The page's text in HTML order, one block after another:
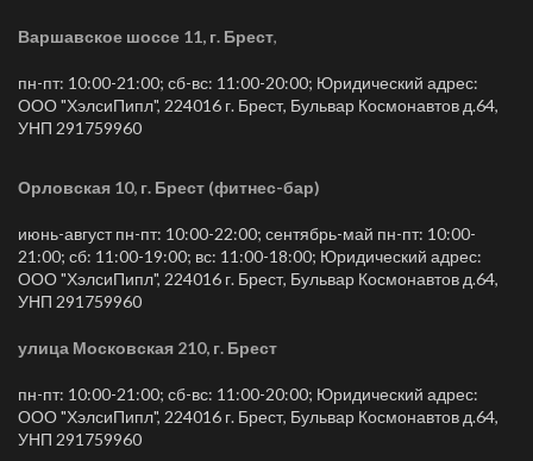
Варшавское шоссе 11, г. Брест,
пн-пт: 10:00-21:00; сб-вс: 11:00-20:00; Юридический адрес:
ООО "ХэлсиПипл", 224016 г. Брест, Бульвар Космонавтов д.64,
УНП 291759960
Орловская 10, г. Брест (фитнес-бар)
июнь-август пн-пт: 10:00-22:00; сентябрь-май пн-пт: 10:00-
21:00; сб: 11:00-19:00; вс: 11:00-18:00; Юридический адрес:
ООО "ХэлсиПипл", 224016 г. Брест, Бульвар Космонавтов д.64,
УНП 291759960
улица Московская 210, г. Брест
пн-пт: 10:00-21:00; сб-вс: 11:00-20:00; Юридический адрес:
ООО "ХэлсиПипл", 224016 г. Брест, Бульвар Космонавтов д.64,
УНП 291759960